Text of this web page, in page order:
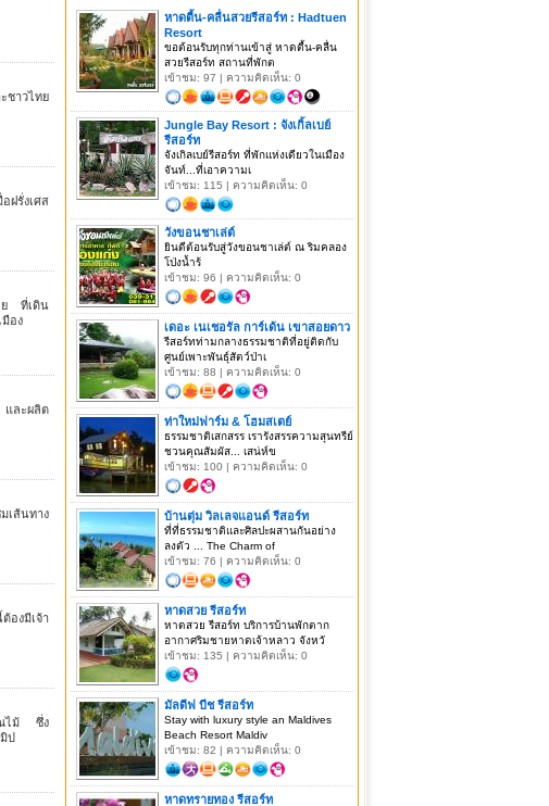
หาดตื้น-คลื่นสวยรีสอร์ท : Hadtuen
Resort
ขอต้อนรับทุกท่านเข้าสู่ หาดตื้น-คลื่น
สวยรีสอร์ท สถานที่พักต
เข้าชม: 97 | ความคิดเห็น: 0
Jungle Bay Resort : จังเกิ้ลเบย์
รีสอร์ท
จังเกิลเบย์รีสอร์ท ที่พักแห่งเดียวในเมือง
จันท์...ที่เอาความเ
เข้าชม: 115 | ความคิดเห็น: 0
วังขอนชาเล่ต์
ยินดีต้อนรับสู่วังขอนชาเล่ต์ ณ ริมคลอง
โป่งน้ำร้
เข้าชม: 96 | ความคิดเห็น: 0
เดอะ เนเชอรัล การ์เด้น เขาสอยดาว
รีสอร์ทท่ามกลางธรรมชาติที่อยู่ติดกับ
ศูนย์เพาะพันธุ์สัตว์ป่าเ
เข้าชม: 88 | ความคิดเห็น: 0
ท่าใหม่ฟาร์ม & โฮมสเตย์
ธรรมชาติเสกสรร เรารังสรรความสุนทรีย์
ชวนคุณสัมผัส... เสน่ห์ข
เข้าชม: 100 | ความคิดเห็น: 0
บ้านตุ่ม วิลเลจแอนด์ รีสอร์ท
ที่ที่ธรรมชาติและศิลปะผสานกันอย่าง
ลงตัว ... The Charm of
เข้าชม: 76 | ความคิดเห็น: 0
หาดสวย รีสอร์ท
หาดสวย รีสอร์ท บริการบ้านพักตาก
อากาศริมชายหาดเจ้าหลาว จังหวั
เข้าชม: 135 | ความคิดเห็น: 0
มัลดีฟ บีช รีสอร์ท
Stay with luxury style an Maldives
Beach Resort Maldiv
เข้าชม: 82 | ความคิดเห็น: 0
หาดทรายทอง รีสอร์ท
ชาวไทย
ฝรั่งเศส
ย ที่เดิน
อง
และผลิต
เส้นทาง
องมีเจ้า
ณไม้ ซึ่ง
ป